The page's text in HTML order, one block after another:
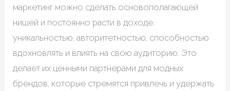
маркетинг можно сделать основополагающей
нишей и постоянно расти в доходе.
уникальностью, авторитетностью, способностью
вдохновлять и влиять на свою аудиторию. Это
делает их ценными партнерами для модных
брендов, которые стремятся привлечь и удержать